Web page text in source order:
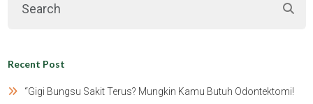
Recent Post
“gigi Bungsu Sakit Terus? Mungkin Kamu Butuh Odontektomi!